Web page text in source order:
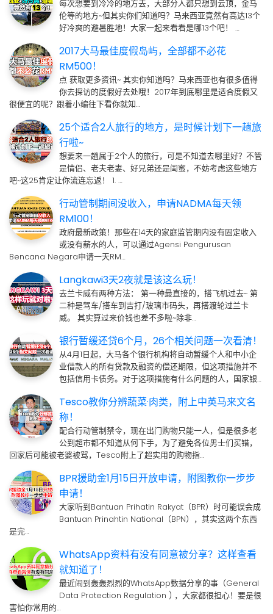
每次想要到冷冷的地方去，大部分人都只想到云顶，金马
伦等的地方~但其实你们知道吗？马来西亚竟然有高达13个
好冷爽的避暑胜地！大家一起来看看是哪13个吧！ …
2017大马最佳度假岛屿，全部都不必花
RM500！
点 获取更多资讯~ 其实你知道吗？马来西亚也有很多值得
你去探访的度假好去处哦！2017年到底哪里是适合度假又
很便宜的呢？跟着小编往下看你就知…
25个适合2人旅行的地方，是时候计划下一趟旅
行啦~
想要来一趟属于2个人的旅行，可是不知道去哪里好？不管
是情侣、老夫老妻、好兄弟还是闺蜜，不妨考虑这些地方
吧~这25肯定让你流连忘返！ 1. …
行动管制期间没收入，申请NADMA每天领
RM100！
政府最新政策！那些在14天的家庭监管期内没有固定收入
或没有薪水的人，可以通过Agensi Pengurusan
Bencana Negara申请一天RM…
Langkawi3天2夜就是该这么玩！
去兰卡威有两种方法： 第一种最直接的，搭飞机过去~ 第
二种是驾车/搭车到吉打/玻璃市码头，再搭渡轮过兰卡
威。 其实算过来价钱也差不多啦~除非…
银行暂缓还贷6个月，26个相关问题一次看清！
从4月1日起，大马各个银行机构将自动暂缓个人和中小企
业借款人的所有贷款及融资的偿还期限，但这项措施并不
包括信用卡债务。对于这项措施有什么问题的人，国家银…
Tesco教你分辨蔬菜·肉类，附上中英马来文名
称！
配合行动管制禁令，现在出门购物只能一人，但是很多老
公到超市都不知道从何下手，为了避免各位男士们买错，
回家后可能被老婆被骂，Tesco附上了超实用的购物指…
BPR援助金1月15日开放申请，附图教你一步步
申请！
大家听到Bantuan Prihatin Rakyat（BPR）时可能误会成
Bantuan Prinahtin National（BPN），其实这两个东西
是完…
WhatsApp资料有没有同意被分享？这样查看
就知道了！
最近闹到轰轰烈烈的WhatsApp数据分享的事（General
Data Protection Regulation ) ，大家都很担心！要是很
害怕你常用的…